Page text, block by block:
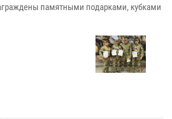
памятными подарками, кубками